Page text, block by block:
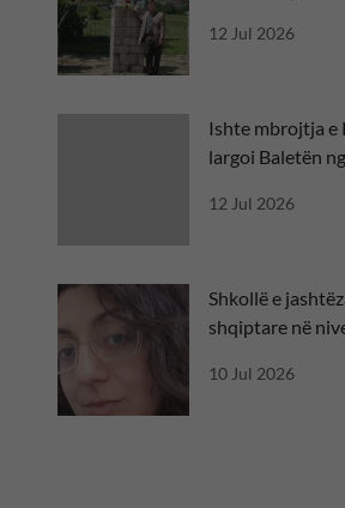
12 Jul 2026
Ishte mbrojtja e
largoi Baletën
12 Jul 2026
Shkollë e
shqiptare në
10 Jul 2026